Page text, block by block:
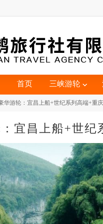
首页 三峡游轮
游轮：宜昌上船+世纪系列高端+重
宜昌上船+世纪